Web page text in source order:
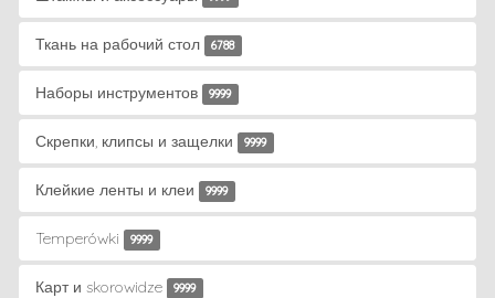
Ткань на рабочий стол 6788
Наборы инструментов 9999
Скрепки, клипсы и защелки 9999
Клейкие ленты и клеи 9999
Temperówki 9999
Карт и skorowidze 9999